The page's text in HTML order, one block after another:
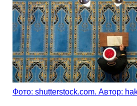
Фото: shutterstock.com. Автор: